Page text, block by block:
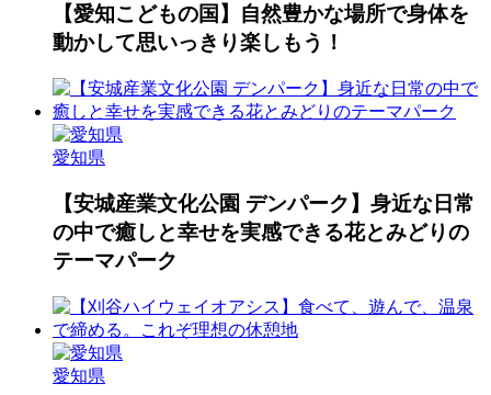
【愛知こどもの国】自然豊かな場所で身体を
動かして思いっきり楽しもう！
愛知県
【安城産業文化公園 デンパーク】身近な日常
の中で癒しと幸せを実感できる花とみどりの
テーマパーク
愛知県